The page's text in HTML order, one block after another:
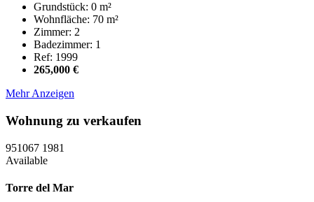
Grundstück: 0 m²
Wohnfläche: 70 m²
Zimmer: 2
Badezimmer: 1
Ref: 1999
265,000 €
Mehr Anzeigen
Wohnung zu verkaufen
951067 1981
Available
Torre del Mar